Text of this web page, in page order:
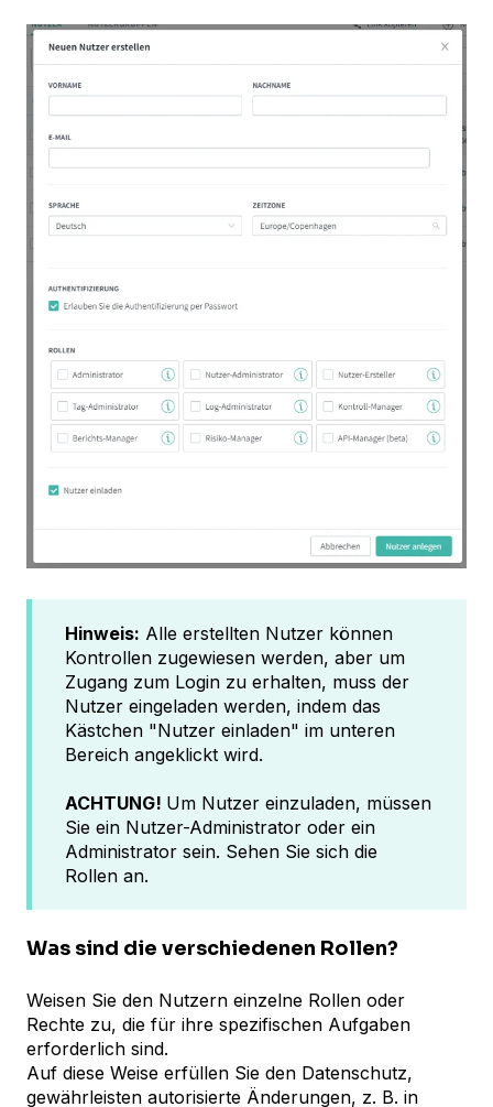
Hinweis: Alle erstellten Nutzer können
Kontrollen zugewiesen werden, aber um
Zugang zum Login zu erhalten, muss der
Nutzer eingeladen werden, indem das
Kästchen "Nutzer einladen" im unteren
Bereich angeklickt wird.
ACHTUNG! Um Nutzer einzuladen, müssen
Sie ein Nutzer-Administrator oder ein
Administrator sein. Sehen Sie sich die
Rollen an.
Was sind die verschiedenen Rollen?
Weisen Sie den Nutzern einzelne Rollen oder
Rechte zu, die für ihre spezifischen Aufgaben
erforderlich sind.
Auf diese Weise erfüllen Sie den Datenschutz,
gewährleisten autorisierte Änderungen, z. B. in